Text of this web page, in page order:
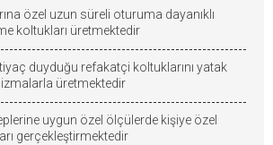
özel uzun süreli oturuma dayanıklı
koltukları üretmektedir
duyduğu refakatçi koltuklarını yatak
üretmektedir
uygun özel ölçülerde kişiye özel
gerçekleştirmektedir